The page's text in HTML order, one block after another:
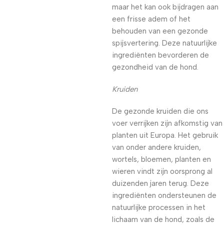
maar het kan ook bijdragen aan
een frisse adem of het
behouden van een gezonde
spijsvertering. Deze natuurlijke
ingrediënten bevorderen de
gezondheid van de hond.
Kruiden
De gezonde kruiden die ons
voer verrijken zijn afkomstig van
planten uit Europa. Het gebruik
van onder andere kruiden,
wortels, bloemen, planten en
wieren vindt zijn oorsprong al
duizenden jaren terug. Deze
ingrediënten ondersteunen de
natuurlijke processen in het
lichaam van de hond, zoals de